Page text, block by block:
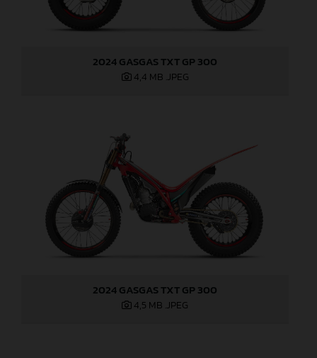
2024 GASGAS TXT GP 300
4,4 MB .JPEG
2024 GASGAS TXT GP 300
4,5 MB .JPEG